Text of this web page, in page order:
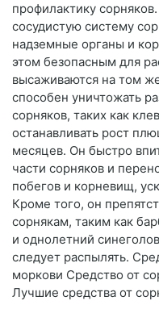
профилактику
сосудистую систему
надземные органы и
этом безопасным для
высаживаются на том
способен уничтожать
сорняков, таких как
останавливать рост
месяцев. Он быстро
части сорняков и
побегов и корневищ,
Кроме того, он
сорнякам, таким как
и однолетний
следует распылять.
моркови Средство от
Лучшие средства от